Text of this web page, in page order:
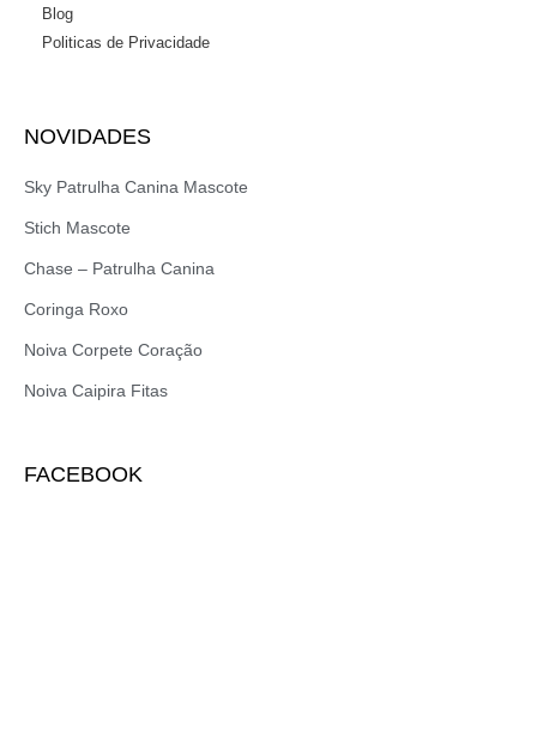
Blog
Politicas de Privacidade
NOVIDADES
Sky Patrulha Canina Mascote
Stich Mascote
Chase – Patrulha Canina
Coringa Roxo
Noiva Corpete Coração
Noiva Caipira Fitas
FACEBOOK